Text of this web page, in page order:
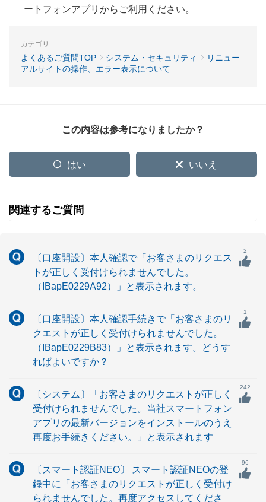
ートフォンアプリからご利用ください。
カテゴリ
よくあるご質問TOP システム・セキュリティ
リニュー
アルサイトの操作、エラー表示について
この内容は参考になりましたか？
はい いいえ
関連するご質問
〔口座開設〕本人確認で「お客さまのリクエス
トが正しく受付けられませんでした。
（IBapE0229A92）」と表示されます。
2
〔口座開設〕本人確認手続きで「お客さまのリ
クエストが正しく受付けられませんでした。
（IBapE0229B83）」と表示されます。どうす
ればよいですか？
1
〔システム〕「お客さまのリクエストが正しく
受付けられませんでした。当社スマートフォン
アプリの最新バージョンをインストールのうえ
再度お手続きください。」と表示されます
242
〔スマート認証NEO〕 スマート認証NEOの登
録中に「お客さまのリクエストが正しく受付け
られませんでした。再度アクセスしてくださ
96